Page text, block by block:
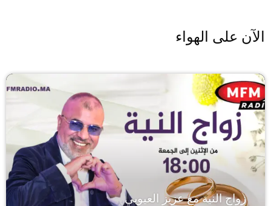
الآن على الهواء
زواج النية مع عزيز العيوبي